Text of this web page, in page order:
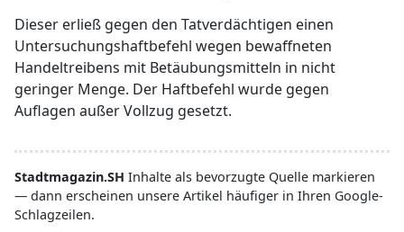
Dieser erließ gegen den Tatverdächtigen einen
Untersuchungshaftbefehl wegen bewaffneten
Handeltreibens mit Betäubungsmitteln in nicht
geringer Menge. Der Haftbefehl wurde gegen
Auflagen außer Vollzug gesetzt.
Stadtmagazin.SH Inhalte als bevorzugte Quelle markieren
— dann erscheinen unsere Artikel häufiger in Ihren Google-
Schlagzeilen.